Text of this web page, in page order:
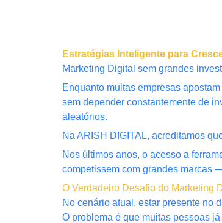
Estratégias Inteligente para
Marketing Digital sem grandes
Enquanto muitas empresas
sem depender constantemente de
aleatórios.
Na ARISH DIGITAL, acreditamos
Nos últimos anos, o acesso a
competissem com grandes marcas
O Verdadeiro Desafio do Marketing
No cenário atual, estar presente no
O problema é que muitas pessoas